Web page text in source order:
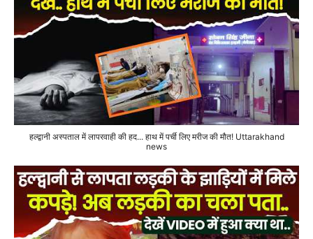
हल्द्वानी अस्पताल में लापरवाही की हद... हाथ में पर्ची लिए मरीज की मौत! Uttarakhand
news